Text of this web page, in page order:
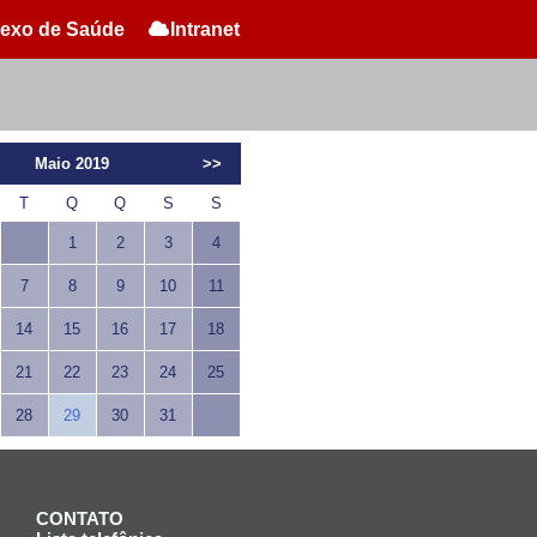
de Saúde Intranet
Maio 2019 >>
T Q Q S S
1 2 3 4
7 8 9 10 11
14 15 16 17 18
21 22 23 24 25
28 29 30 31
CONTATO